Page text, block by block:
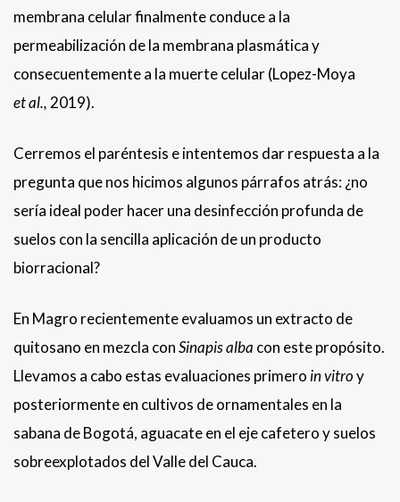
membrana celular finalmente conduce a la
permeabilización de la membrana plasmática y
consecuentemente a la muerte celular (Lopez-Moya
et al., 2019).
Cerremos el paréntesis e intentemos dar respuesta a la
pregunta que nos hicimos algunos párrafos atrás: ¿no
sería ideal poder hacer una desinfección profunda de
suelos con la sencilla aplicación de un producto
biorracional?
En Magro recientemente evaluamos un extracto de
quitosano en mezcla conSinapis alba con este propósito.
Llevamos a cabo estas evaluaciones primero in vitroy
posteriormente en cultivos de ornamentales en la
sabana de Bogotá, aguacate en el eje cafetero y suelos
sobreexplotados del Valle del Cauca.